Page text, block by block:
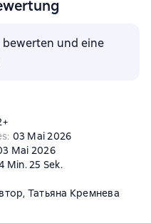
bewerten und eine
: 03 Mai 2026
Mai 2026
Min. 25 Sek.
, Татьяна Кремнева